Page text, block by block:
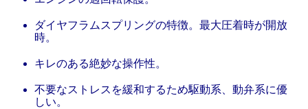
ダイヤフラムスプリングの特徴。最大圧着時が開放
時。
キレのある絶妙な操作性。
不要なストレスを緩和するため駆動系、動弁系に優
しい。